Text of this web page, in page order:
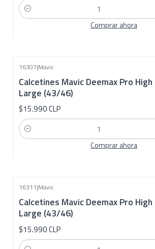
Cantidad
Comprar ahora
16307|Mavic
Calcetines Mavic Deemax Pro High
Large (43/46)
$15.990 CLP
Cantidad
Comprar ahora
16311|Mavic
Calcetines Mavic Deemax Pro
Large (43/46)
$15.990 CLP